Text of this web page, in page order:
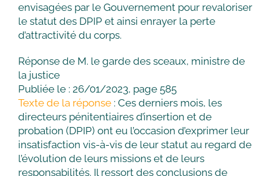
envisagées par le Gouvernement pour revaloriser
le statut des DPIP et ainsi enrayer la perte
d’attractivité du corps.
Réponse de M. le garde des sceaux, ministre de
la justice
Publiée le : 26/01/2023, page 585
Texte de la réponse: Ces derniers mois, les
directeurs pénitentiaires d’insertion et de
probation (DPIP) ont eu l’occasion d’exprimer leur
insatisfaction vis-à-vis de leur statut au regard de
l’évolution de leurs missions et de leurs
responsabilités. Il ressort des conclusions de